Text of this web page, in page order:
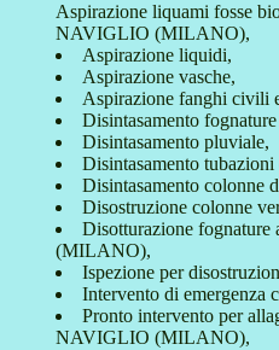
Aspirazione liquami fosse
NAVIGLIO (MILANO),
Aspirazione liquidi,
Aspirazione vasche,
Aspirazione fanghi civili
Disintasamento
Disintasamento pluviale,
Disintasamento tubazioni
Disintasamento colonne
Disostruzione colonne
Disotturazione
(MILANO),
Ispezione per
Intervento di emergenza
Pronto intervento per
NAVIGLIO (MILANO),